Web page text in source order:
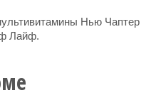
Нью Чаптер
Лайф.